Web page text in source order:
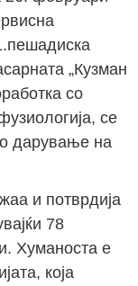
„Кузман
со
се
дарување на
и потврдија
78
Хуманоста е
која